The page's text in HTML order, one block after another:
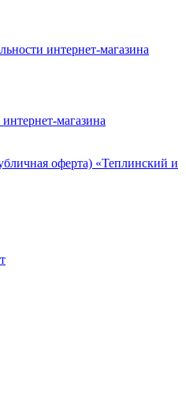
интернет-магазина
магазина
оферта) «Теплинский и